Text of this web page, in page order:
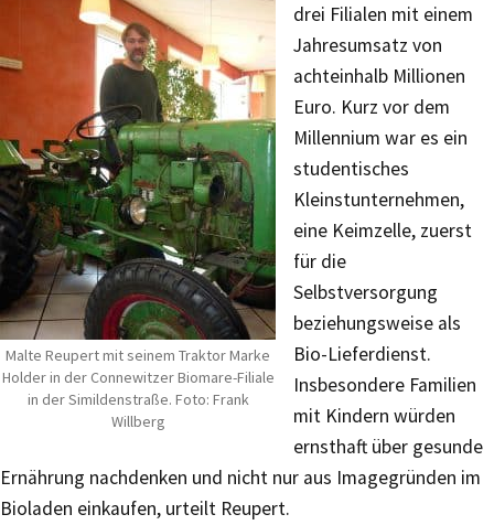
Malte Reupert mit seinem Traktor Marke
Holder in der Connewitzer Biomare-Filiale
in der Simildenstraße. Foto: Frank
Willberg
drei Filialen mit einem
Jahresumsatz von
achteinhalb Millionen
Euro. Kurz vor dem
Millennium war es ein
studentisches
Kleinstunternehmen,
eine Keimzelle, zuerst
für die
Selbstversorgung
beziehungsweise als
Bio-Lieferdienst.
Insbesondere Familien
mit Kindern würden
ernsthaft über gesunde
Ernährung nachdenken und nicht nur aus Imagegründen im
Bioladen einkaufen, urteilt Reupert.